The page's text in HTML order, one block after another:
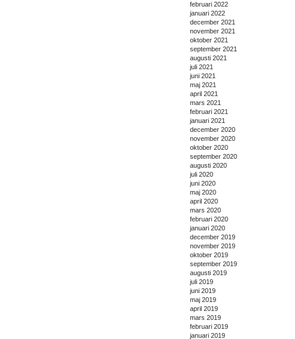
februari 2022
januari 2022
december 2021
november 2021
oktober 2021
september 2021
augusti 2021
juli 2021
juni 2021
maj 2021
april 2021
mars 2021
februari 2021
januari 2021
december 2020
november 2020
oktober 2020
september 2020
augusti 2020
juli 2020
juni 2020
maj 2020
april 2020
mars 2020
februari 2020
januari 2020
december 2019
november 2019
oktober 2019
september 2019
augusti 2019
juli 2019
juni 2019
maj 2019
april 2019
mars 2019
februari 2019
januari 2019